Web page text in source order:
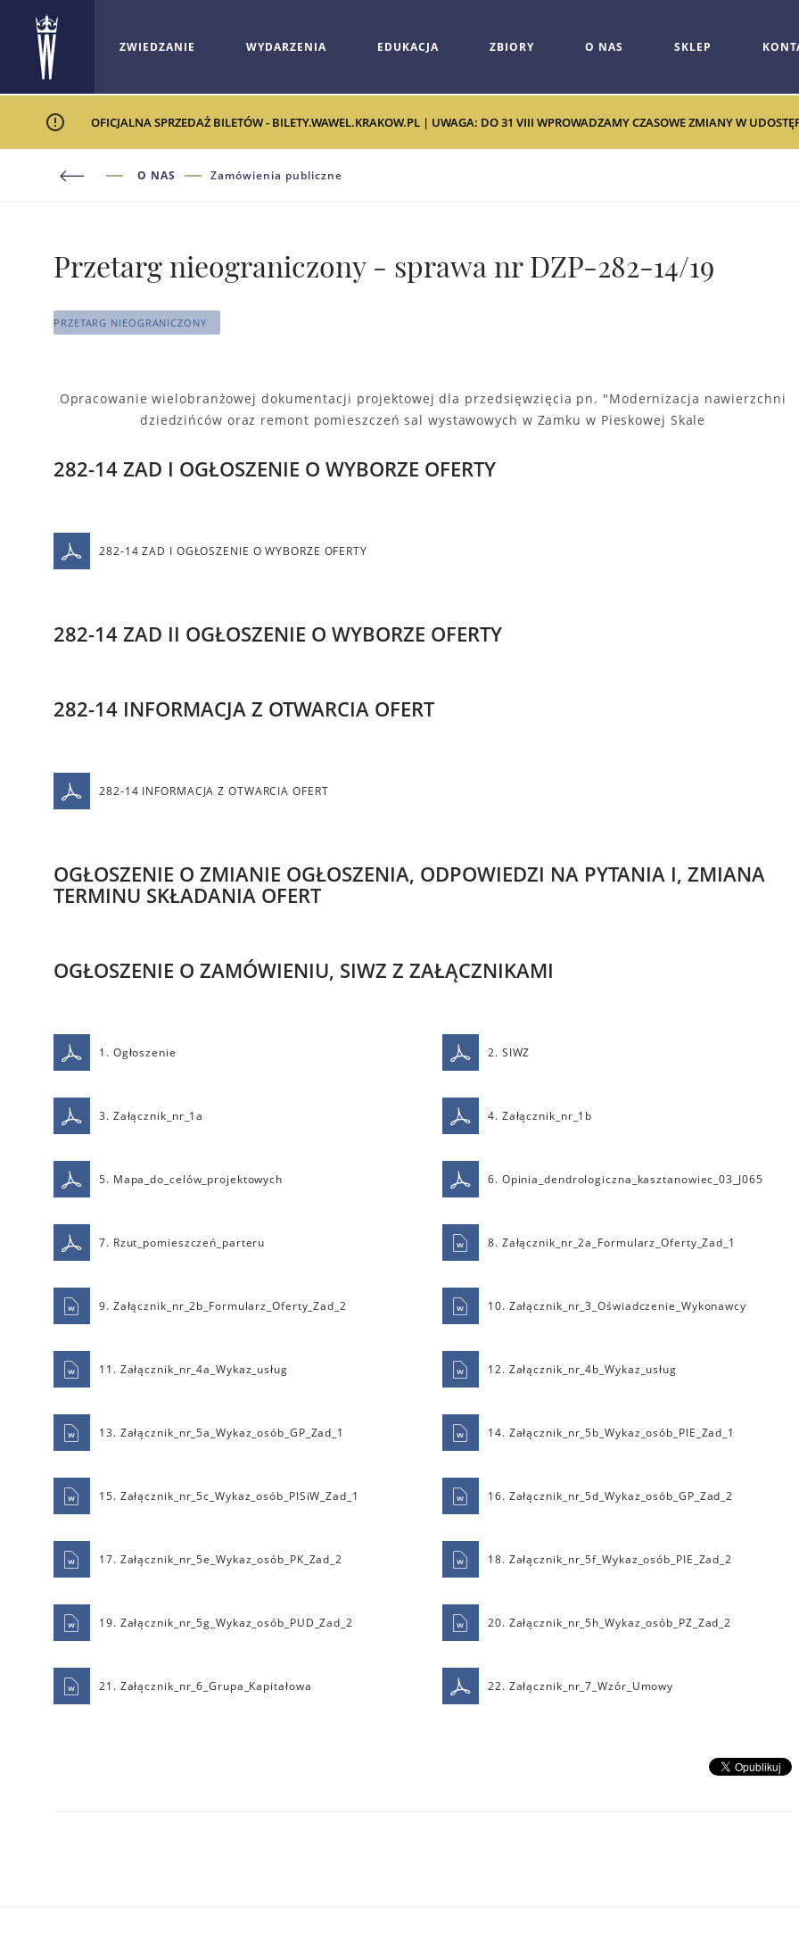
ZWIEDZANIE WYDARZENIA EDUKACJA ZBIORY O NAS SKLEP
OFICJALNA SPRZEDAŻ BILETÓW - BILETY.WAWEL.KRAKOW.PL | UWAGA: DO 31 VIII WPROWADZAMY CZASOWE ZMIANY W
O NAS Zamówienia publiczne
Przetarg nieograniczony - sprawa nr DZP-282-14/19
PRZETARG NIEOGRANICZONY
Opracowanie wielobranżowej dokumentacji projektowej dla przedsięwzięcia pn. "Modernizacja nawierzchni
dziedzińców oraz remont pomieszczeń sal wystawowych w Zamku w Pieskowej Skale
282-14 ZAD I OGŁOSZENIE O WYBORZE OFERTY
282-14 ZAD I OGŁOSZENIE O WYBORZE OFERTY
282-14 ZAD II OGŁOSZENIE O WYBORZE OFERTY
282-14 INFORMACJA Z OTWARCIA OFERT
282-14 INFORMACJA Z OTWARCIA OFERT
OGŁOSZENIE O ZMIANIE OGŁOSZENIA, ODPOWIEDZI NA PYTANIA I, ZMIANA
TERMINU SKŁADANIA OFERT
OGŁOSZENIE O ZAMÓWIENIU, SIWZ Z ZAŁĄCZNIKAMI
1. Ogłoszenie 2. SIWZ
3. Załącznik_nr_1a 4. Załącznik_nr_1b
5. Mapa_do_celów_projektowych 6. Opinia_dendrologiczna_kasztanowiec_03_J065
7. Rzut_pomieszczeń_parteru 8. Załącznik_nr_2a_Formularz_Oferty_Zad_1
9. Załącznik_nr_2b_Formularz_Oferty_Zad_2 10. Załącznik_nr_3_Oświadczenie_Wykonawcy
11. Załącznik_nr_4a_Wykaz_usług 12. Załącznik_nr_4b_Wykaz_usług
13. Załącznik_nr_5a_Wykaz_osób_GP_Zad_1 14. Załącznik_nr_5b_Wykaz_osób_PIE_Zad_1
15. Załącznik_nr_5c_Wykaz_osób_PISiW_Zad_1 16. Załącznik_nr_5d_Wykaz_osób_GP_Zad_2
17. Załącznik_nr_5e_Wykaz_osób_PK_Zad_2 18. Załącznik_nr_5f_Wykaz_osób_PIE_Zad_2
19. Załącznik_nr_5g_Wykaz_osób_PUD_Zad_2 20. Załącznik_nr_5h_Wykaz_osób_PZ_Zad_2
21. Załącznik_nr_6_Grupa_Kapitałowa 22. Załącznik_nr_7_Wzór_Umowy